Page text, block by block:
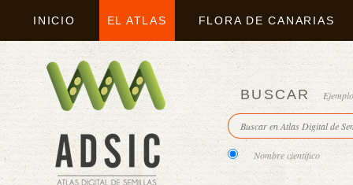
INICIO EL ATLAS FLORA DE CANARIAS
BUSCAR
Nombre científico